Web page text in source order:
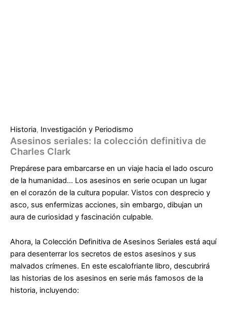
Historia, Investigación y Periodismo
Asesinos seriales: la colección definitiva de
Charles Clark
Prepárese para embarcarse en un viaje hacia el lado oscuro
de la humanidad… Los asesinos en serie ocupan un lugar
en el corazón de la cultura popular. Vistos con desprecio y
asco, sus enfermizas acciones, sin embargo, dibujan un
aura de curiosidad y fascinación culpable.
Ahora, la Colección Definitiva de Asesinos Seriales está aquí
para desenterrar los secretos de estos asesinos y sus
malvados crímenes. En este escalofriante libro, descubrirá
las historias de los asesinos en serie más famosos de la
historia, incluyendo: